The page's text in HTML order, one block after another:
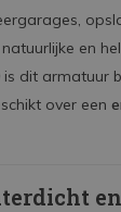
en
is dit armatuur
over een